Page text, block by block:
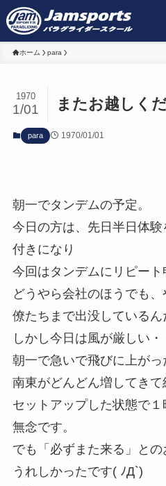
ホーム para
またお越しく
1970
1/01
para 1970/01/01
朝一でタンデムの予定。
今日の方は、先日半日体
付きになり
今回はタンデムにリピート
どうやら会社のほうでも
僚たちまで出没しているん
しかし今日は風が厳しい・
朝一で急いで飛びに上がっ
南東がどんどん増してきて
セットアップした状態で
無念です。
でも「必ずまた来る」との
うれしかったです( ﾉД`)